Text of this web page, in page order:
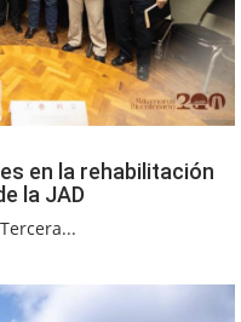
en la rehabilitación
la JAD